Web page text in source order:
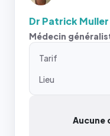
Dr Patrick Muller
Médecin
Tarif
Lieu
Aucune